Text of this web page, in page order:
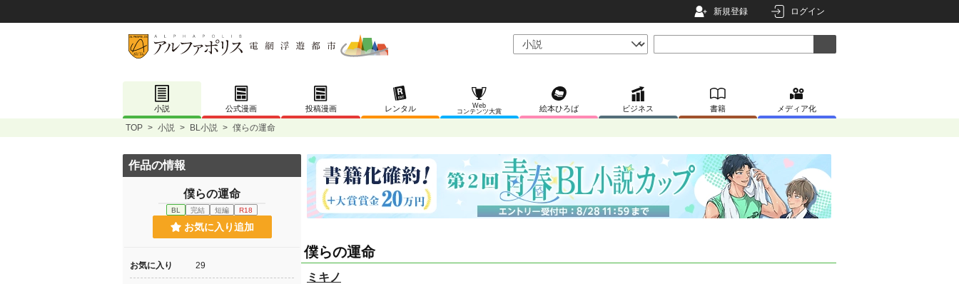
新規登録 ログイン
小説 公式漫画 投稿漫画 レンタル
Web
コンテンツ大賞
絵本ひろば ビジネス 書籍 メディア化
TOP > 小説 > BL小説 > 僕らの運命
僕らの運命
ミキノ
作品の情報
僕らの運命
BL 完結 短編 R18
お気に入り追加
お気に入り 29